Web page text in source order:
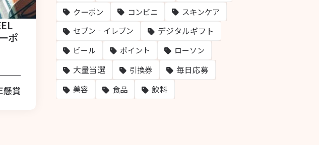
ポ
懸賞
クーポン コンビニ スキンケア
セブン‐イレブン デジタルギフト
ビール ポイント ローソン
大量当選 引換券 毎日応募
美容 食品 飲料